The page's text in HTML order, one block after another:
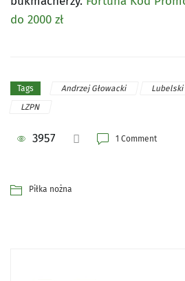
do 2000 zł
Tags Andrzej Głowacki
Lubelski
LZPN
3957 1 Comment
Piłka nożna